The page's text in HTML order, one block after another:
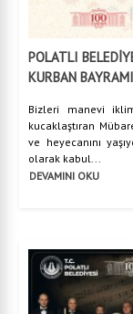
POLATLI
KURBAN
Bizleri manevi
kucaklaştıran
ve heyecanını
olarak kabul...
DEVAMINI OKU